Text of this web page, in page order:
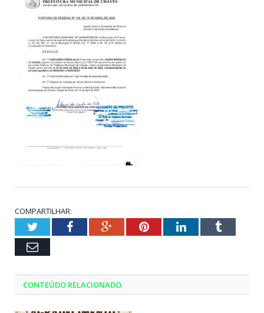
COMPARTILHAR:
TwitterFacebookGoogle+PinterestLinkedInTumblr
Email
CONTEÚDO RELACIONADO